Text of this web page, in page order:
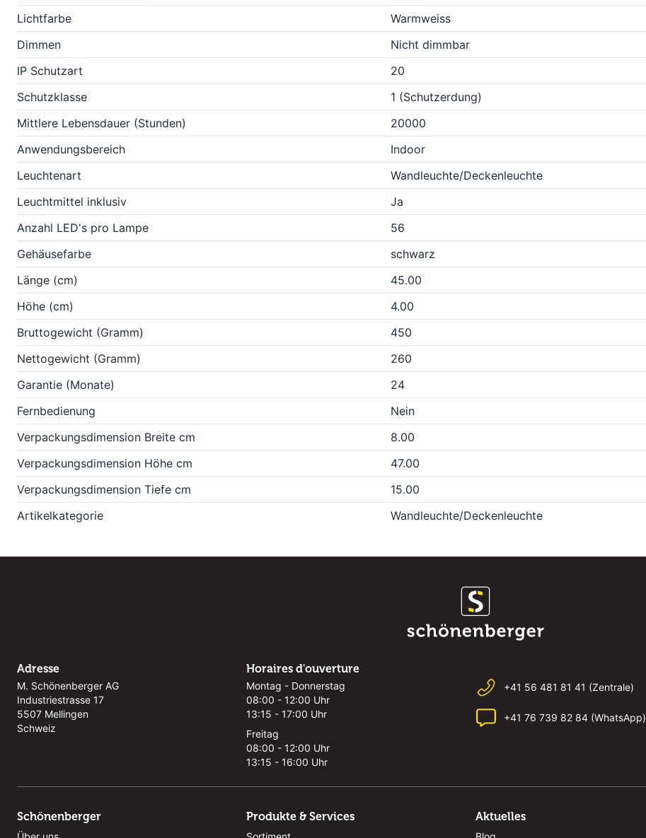
Lichtfarbe
Warmweiss
Dimmen
Nicht dimmbar
IP Schutzart
20
Schutzklasse
1 (Schutzerdung)
Mittlere Lebensdauer (Stunden)
20000
Anwendungsbereich
Indoor
Leuchtenart
Wandleuchte/Deckenleuchte
Leuchtmittel inklusiv
Ja
Anzahl LED's pro Lampe
56
Gehäusefarbe
schwarz
Länge (cm)
45.00
Höhe (cm)
4.00
Bruttogewicht (Gramm)
450
Nettogewicht (Gramm)
260
Garantie (Monate)
24
Fernbedienung
Nein
Verpackungsdimension Breite cm
8.00
Verpackungsdimension Höhe cm
47.00
Verpackungsdimension Tiefe cm
15.00
Artikelkategorie
Wandleuchte/Deckenleuchte
Adresse
M. Schönenberger AG
Industriestrasse 17
5507 Mellingen
Schweiz
Horaires d'ouverture
Montag - Donnerstag
08:00 - 12:00 Uhr
13:15 - 17:00 Uhr
Freitag
08:00 - 12:00 Uhr
13:15 - 16:00 Uhr
+41 56 481 81 41 (Zentrale)
+41 76 739 82 84 (WhatsApp)
Schönenberger Produkte & Services Aktuelles